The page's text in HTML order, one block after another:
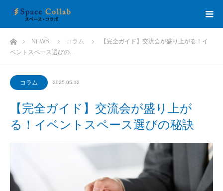
ホームNEWS コラム
【完全ガイド】交流会が盛り上がる！イ
ベントスペース選びの…
コラム 2025.05.12
【完全ガイド】交流会が盛り上が
る！イベントスペース選びの秘訣